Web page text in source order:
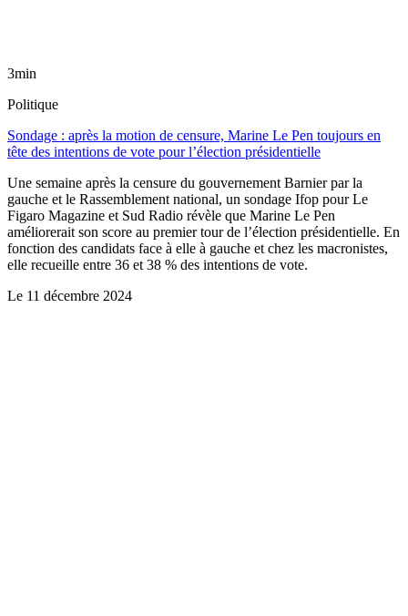
3min
Politique
Sondage : après la motion de censure, Marine Le Pen toujours en
tête des intentions de vote pour l’élection présidentielle
Une semaine après la censure du gouvernement Barnier par la
gauche et le Rassemblement national, un sondage Ifop pour Le
Figaro Magazine et Sud Radio révèle que Marine Le Pen
améliorerait son score au premier tour de l’élection présidentielle. En
fonction des candidats face à elle à gauche et chez les macronistes,
elle recueille entre 36 et 38 % des intentions de vote.
Le 11 décembre 2024